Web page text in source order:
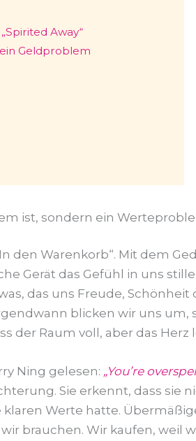
Away“
Geldproblem
ist, sondern ein
den Warenkorb“. Mit dem
Gerät das Gefühl in uns
das uns Freude,
blicken wir uns um,
der Raum voll, aber das Herz
Ning gelesen: „You’re
Sie erkennt, dass sie
Werte hatte.
brauchen. Wir kaufen, weil